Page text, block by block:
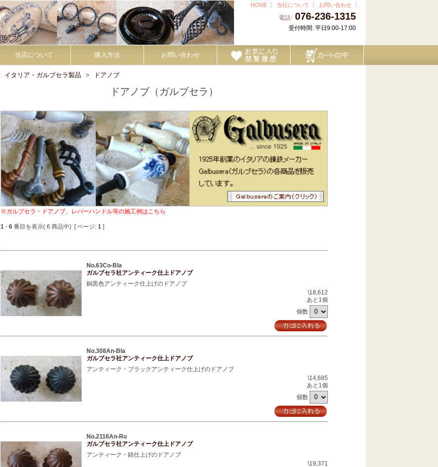
HOME 当社について お問い合わせ
電話: 076-236-1315
受付時間: 平日9:00-17:00
当店について 購入方法 お問い合わせ
イタリア・ガルブセラ製品 ドアノブ
ドアノブ（ガルブセラ）
※ガルブセラ・ドアノブ、レバーハンドル等の施工例はこちら
1 - 6 番目を表示( 6 商品中) [ ページ: 1 ]
No.63Co-Bla
ガルブセラ社アンティーク仕上ドアノブ
銅黒色アンティーク仕上げのドアノブ
\18,612
あと1個
個数
No.308An-Bla
ガルブセラ社アンティーク仕上ドアノブ
アンティーク・ブラックアンティーク仕上げのドアノブ
\14,685
あと1個
個数
No.2116An-Ru
ガルブセラ社アンティーク仕上ドアノブ
アンティーク・錆仕上げのドアノブ
\19,371